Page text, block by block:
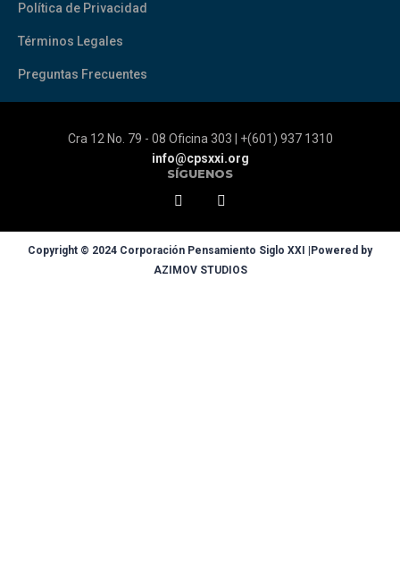
Política de Privacidad
Términos Legales
Preguntas Frecuentes
Cra 12 No. 79 - 08 Oficina 303 | +(601) 937 1310
info@cpsxxi.org
SÍGUENOS
Copyright © 2024 Corporación Pensamiento Siglo XXI |Powered by
AZIMOV STUDIOS